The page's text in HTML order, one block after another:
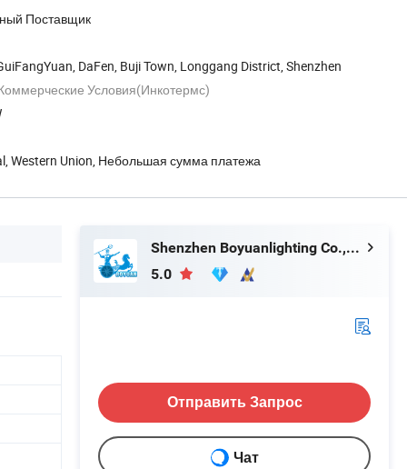
Поставщик
DaFen, Buji Town, Longgang District, Shenzhen
Условия(Инкотермс)
Western Union, Небольшая сумма платежа
Shenzhen Boyuanlighting Co.,Ltd.
5.0
Отправить Запрос
Чат